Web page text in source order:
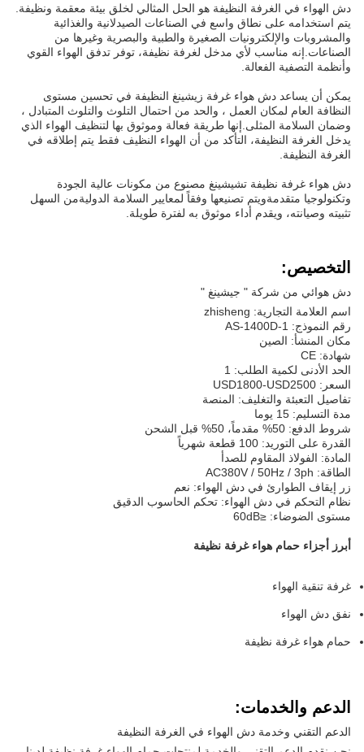
دش الهواء في الغرفة النظيفة هو الحل المثالي لخلق بيئة معقمة ونظيفة.
يتم استخدامه على نطاق واسع في الصناعات الصيدلانية والغذائية
والمشروبات والإلكترونيات الصغيرة والطبية والبصرية وغيرها من
الصناعات.إنه مناسب لأي مدخل لغرفة نظيفة، توفر تدفق الهواء القوي
وأنظمة التصفية الفعالة.
يمكن أن يساعد دش هواء غرفة زيشينغ النظيفة في تحسين مستوى
النظافة العام لمكان العمل ، والحد من احتمال التلوث والتلوث المتبادل ،
وضمان السلامة المثلى.إنها طريقة فعالة وموثوق بها لتنظيف الهواء الذي
يدخل الغرفة النظيفة، التأكد من أن الهواء النظيف فقط يتم إطلاقه في
الغرفة النظيفة.
دش هواء غرفة نظيفة تشيشينغ مصنوع من مكونات عالية الجودة
وتكنولوجيا متقدمةويتم تصنيعها وفقاً لمعايير السلامة الدوليةمن السهل
تثبيته وصيانته، ويقدم أداء موثوق به لفترة طويلة.
التخصيص:
دش هوائي من شركة " جيشينغ "
اسم العلامة التجارية: zhisheng
رقم النموذج: AS-1400D-1
مكان المنشأ: الصين
شهادة: CE
الحد الأدنى لكمية الطلب: 1
السعر: USD1800-USD2500
تفاصيل التعبئة والتغليف: المنصة
مدة التسليم: 15 يوما
شروط الدفع: 50% مقدماً، 50% قبل الشحن
القدرة على التوريد: 100 قطعة شهرياً
المادة: الفولاذ المقاوم للصدأ
الطاقة: AC380V / 50Hz / 3ph
زر إيقاف الطوارئ في دش الهواء: نعم
نظام التحكم في دش الهواء: تحكم الحاسوب الدقيق
مستوى الضوضاء: ≤60dB
أبرز أجزاء حمام هواء غرفة نظيفة
غرفة تنقية الهواء
نفق دش الهواء
حمام هواء غرفة نظيفة
الدعم والخدمات:
الدعم التقني وخدمة دش الهواء في الغرفة النظيفة